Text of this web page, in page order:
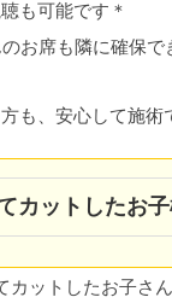
も可能です＊
お席も隣に確保で
も、安心して施術
カットしたお
ットしたお子さん